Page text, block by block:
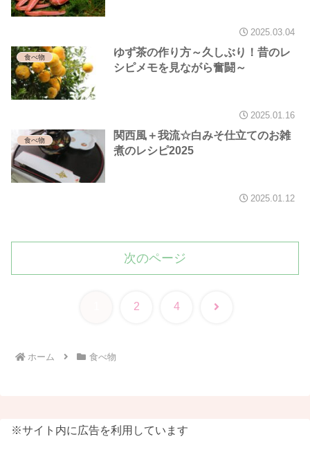
2025.03.04
食べ物
ゆず茶の作り方～久しぶり！昔のレ
シピメモを見ながら奮闘～
2025.01.16
食べ物
関西風＋我流☆白みそ仕立てのお雑
煮のレシピ2025
2025.01.12
次のページ
2 4 次
ホーム 食べ物
※サイト内に広告を利用しています